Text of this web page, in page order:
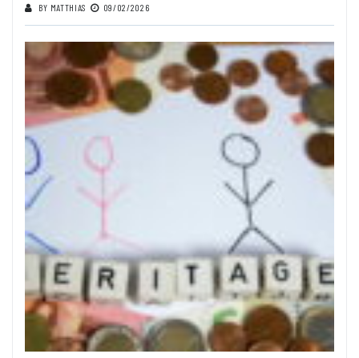
BY MATTHIAS 09/02/2026